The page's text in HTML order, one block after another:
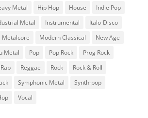
Metal Hip Hop House
Indie Pop
Metal Instrumental
Italo-Disco
Metalcore Modern Classical
New Age
Metal Pop Pop Rock
Prog Rock
Rap Reggae Rock
Rock & Roll
Symphonic Metal
Synth-pop
Vocal